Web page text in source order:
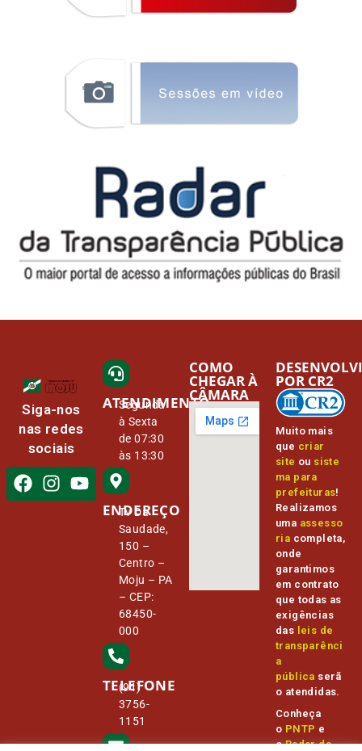
Siga-nos
nas redes
sociais
ATENDIMENTO
Segunda
à Sexta
de 07:30
às 13:30
ENDEREÇO
Tv Da
Saudade,
150 –
Centro –
Moju – PA
– CEP:
68450-
000
TELEFONE
(91)
3756-
1151
COMO
CHEGAR À
CÂMARA
Muito mais
que criar
site ou siste
ma para
prefeituras!
Realizamos
uma assesso
ria completa,
onde
garantimos
em contrato
que todas as
exigências
das leis de
transparênci
a
pública serã
o atendidas.
Conheça
o PNTP e
oRadar da
POR CR2